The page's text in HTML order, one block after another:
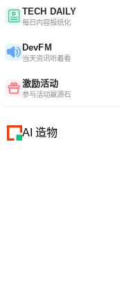
TECH DAILY
每日内容报纸化
DevFM
当天资讯听着看
激励活动
参与活动赢源石
AI 造物